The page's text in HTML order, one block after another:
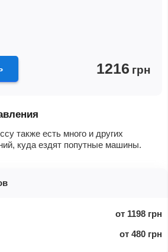
1216 грн
также есть много и других
куда ездят попутные машины.
от 1198 грн
от 480 грн